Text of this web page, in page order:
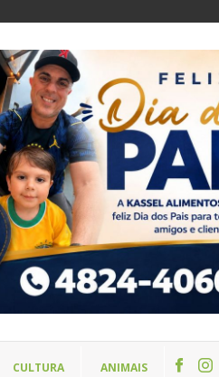
CULTURA ANIMAIS